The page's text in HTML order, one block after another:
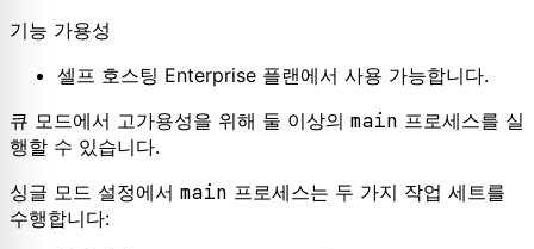
기능 가용성
셀프 호스팅 Enterprise 플랜에서 사용 가능합니다.
큐 모드에서 고가용성을 위해 둘 이상의 main 프로세스를 실
행할 수 있습니다.
싱글 모드 설정에서 main 프로세스는 두 가지 작업 세트를
수행합니다: